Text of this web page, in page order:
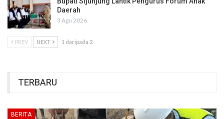
Daerah
3 Agu 2026
PREV NEXT 1 daripada 2
TERBARU
BERITA